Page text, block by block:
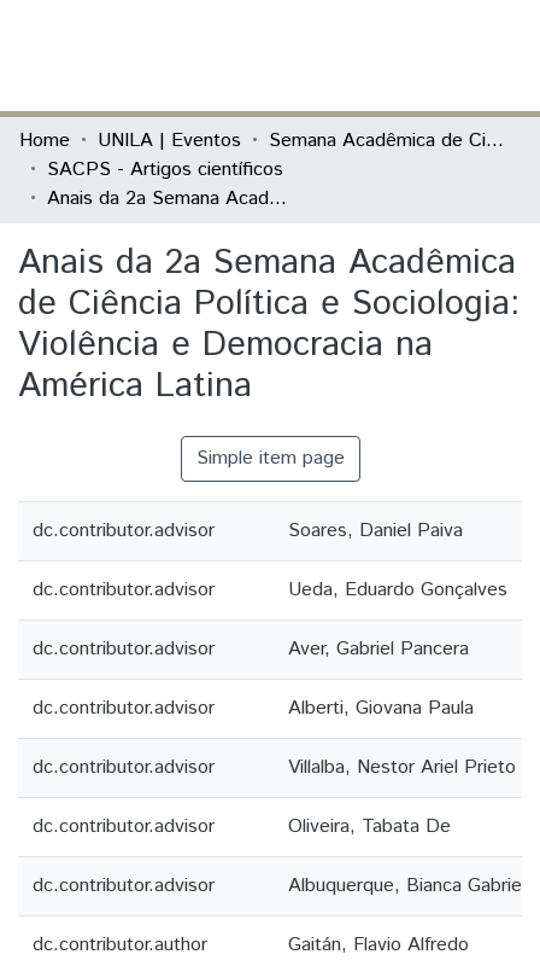
Communities & Collections
All of DSpace
Home UNILA | Eventos
Semana Acadêmica de Ciência Política e Sociologia (SACPS)
SACPS - Artigos científicos
Anais da 2a Semana Acadêmica de Ciência Política e Sociologia: Violência e Democracia na América Latina
Anais da 2a Semana Acadêmica
de Ciência Política e Sociologia:
Violência e Democracia na
América Latina
Simple item page
dc.contributor.advisor Soares, Daniel Paiva
dc.contributor.advisor Ueda, Eduardo Gonçalves
dc.contributor.advisor Aver, Gabriel Pancera
dc.contributor.advisor Alberti, Giovana Paula
dc.contributor.advisor Villalba, Nestor Ariel Prieto
dc.contributor.advisor Oliveira, Tabata De
dc.contributor.advisor Albuquerque, Bianca
dc.contributor.author Gaitán, Flavio​ ​Alfredo